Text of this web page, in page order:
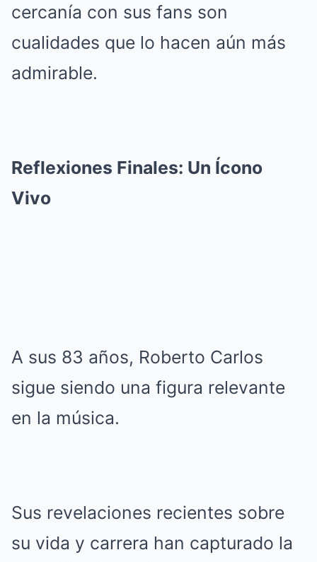
cercanía con sus fans son
cualidades que lo hacen aún más
admirable.
Reflexiones Finales: Un Ícono
Vivo
A sus 83 años, Roberto Carlos
sigue siendo una figura relevante
en la música.
Sus revelaciones recientes sobre
su vida y carrera han capturado la